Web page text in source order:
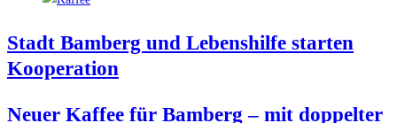
Stadt Bam­berg und Lebens­hil­fe star­ten
Kooperation
Neu­er Kaf­fee für Bam­berg – mit dop­pel­ter